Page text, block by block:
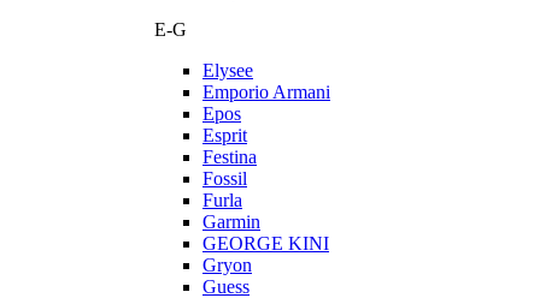
E-G
Elysee
Emporio Armani
Epos
Esprit
Festina
Fossil
Furla
Garmin
GEORGE KINI
Gryon
Guess